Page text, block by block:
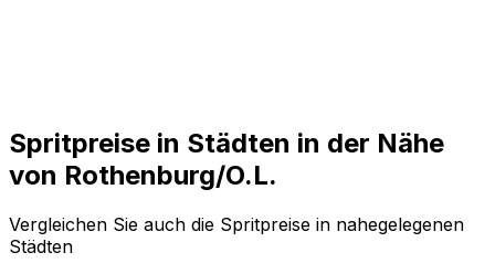
Spritpreise in Städten in der Nähe
von Rothenburg/O.L.
Vergleichen Sie auch die Spritpreise in nahegelegenen
Städten